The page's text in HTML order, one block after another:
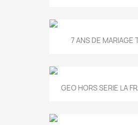
7 ANS DE MARIAGE
GEO HORS SERIE LA